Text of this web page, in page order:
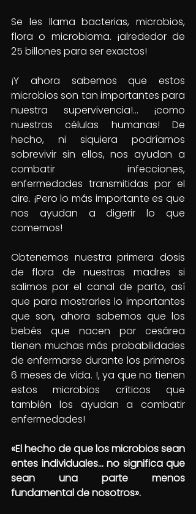
Se les llama bacterias, microbios,
flora o microbioma. ¡alrededor de
25 billones para ser exactos!
¡Y ahora sabemos que estos
microbios son tan importantes para
nuestra supervivencia!… ¡como
nuestras células humanas! De
hecho, ni siquiera podríamos
sobrevivir sin ellos, nos ayudan a
combatir infecciones,
enfermedades transmitidas por el
aire. ¡Pero lo más importante es que
nos ayudan a digerir lo que
comemos!
Obtenemos nuestra primera dosis
de flora de nuestras madres si
salimos por el canal de parto, así
que para mostrarles lo importantes
que son, ahora sabemos que los
bebés que nacen por cesárea
tienen muchas más probabilidades
de enfermarse durante los primeros
6 meses de vida. !, ya que no tienen
estos microbios críticos que
también los ayudan a combatir
enfermedades!
«El hecho de que los microbios sean
entes individuales… no significa que
sean una parte menos
fundamental de nosotros».